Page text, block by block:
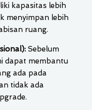
kapasitas lebih
menyimpan lebih
ruang.
Sebelum
dapat membantu
ada pada
tidak ada